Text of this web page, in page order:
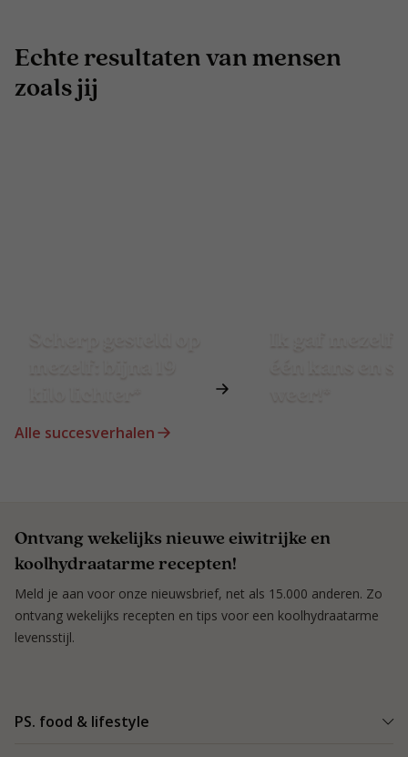
Echte resultaten van mensen
zoals jij
Alle succesverhalen
Ontvang wekelijks nieuwe eiwitrijke en
koolhydraatarme recepten!
Meld je aan voor onze nieuwsbrief, net als 15.000 anderen. Zo
ontvang wekelijks recepten en tips voor een koolhydraatarme
levensstijl.
PS. food & lifestyle